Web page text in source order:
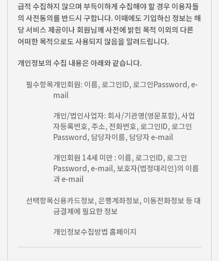
급적 수집하지 않으며 부득이하게 수집해야 할 경우 이용자들
의 사전동의를 반드시 구합니다. 이때에도 기입하신 정보는 해
당 서비스 제공이나 회원님께 사전에 밝힌 목적 이외의 다른
어떠한 목적으로도 사용되지 않음을 알려드립니다.
개인정보의 수집 내용은 아래와 같습니다.
필수항목개인회원: 이름, 로그인ID, 로그인Password, e-
mail
개인/법인사업자: 회사/기관명(영문포함), 사업
자등록번호, 주소, 전화번호, 로그인ID, 로그인
Password, 담당자이름, 담당자 e-mail
개인회원 14세 미만 : 이름, 로그인ID, 로그인
Password, e-mail, 보호자(법정대리인)의 이름
과 e-mail
선택항목신용카드정보, 은행계좌정보, 이동전화정보 등 대
금결제에 필요한 정보
개인정보수집방법 홈페이지